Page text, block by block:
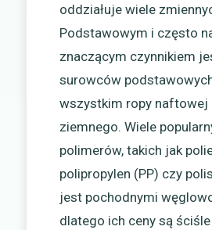
oddziałuje wiele
Podstawowym i często
znaczącym czynnikiem
surowców
wszystkim ropy naftowej
ziemnego. Wiele
polimerów, takich jak
polipropylen (PP) czy
jest pochodnymi
dlatego ich ceny są